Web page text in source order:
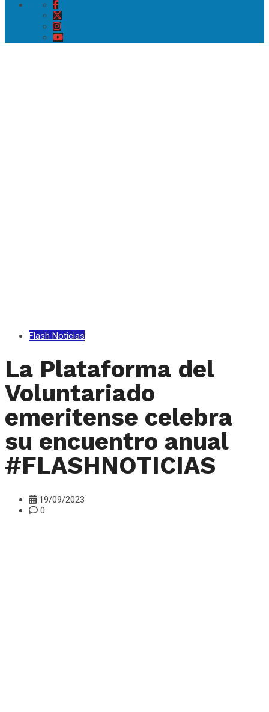
Flash Noticias
La Plataforma del
Voluntariado
emeritense celebra
su encuentro anual
#FLASHNOTICIAS
19/09/2023
0